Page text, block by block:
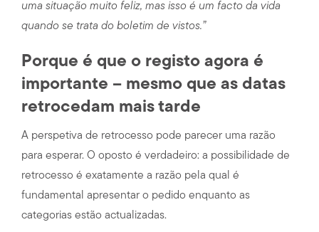
uma situação muito feliz, mas isso é um facto da vida
quando se trata do boletim de vistos.”
Porque é que o registo agora é
importante – mesmo que as datas
retrocedam mais tarde
A perspetiva de retrocesso pode parecer uma razão
para esperar. O oposto é verdadeiro: a possibilidade de
retrocesso é exatamente a razão pela qual é
fundamental apresentar o pedido enquanto as
categorias estão actualizadas.